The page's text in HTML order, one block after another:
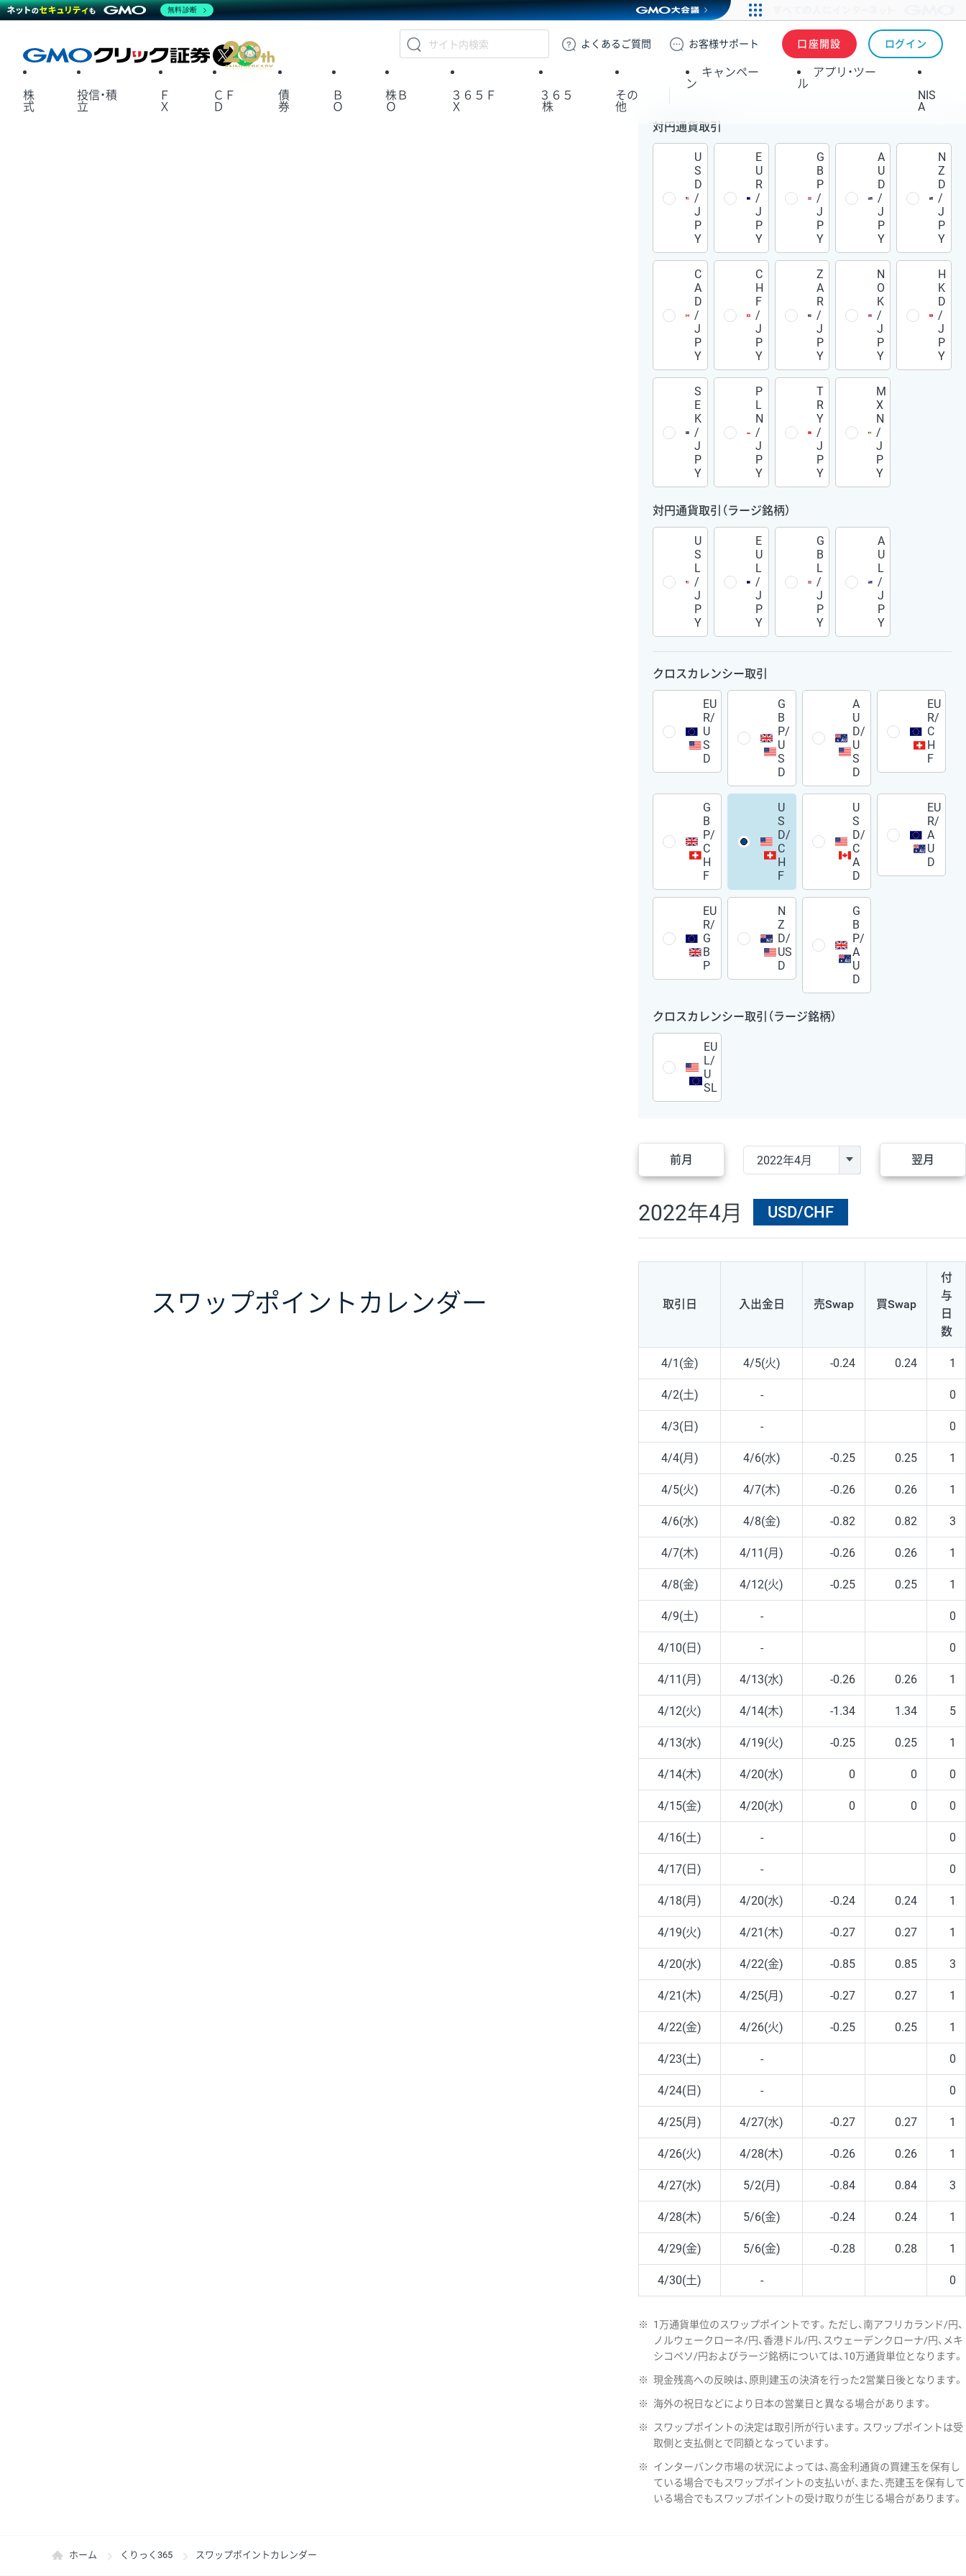
GMOクリック証券
よくある ご質問 お客様サポート 口座開設 ログイン
X
株
式
投信・積
立
Ｆ
Ｘ
ＣＦ
Ｄ
債
券
Ｂ
Ｏ
株Ｂ
Ｏ
３６５Ｆ
Ｘ
３６５
株
その
他
キャンペー
ン
アプリ・ツー
ル
NIS
A
スワップポイント カレンダー
対円通貨取引
U
S
D
/
J
P
Y
E
U
R
/
J
P
Y
G
B
P
/
J
P
Y
A
U
D
/
J
P
Y
N
Z
D
/
J
P
Y
C
A
D
/
J
P
Y
C
H
F
/
J
P
Y
Z
A
R
/
J
P
Y
N
O
K
/
J
P
Y
H
K
D
/
J
P
Y
S
E
K
/
J
P
Y
P
L
N
/
J
P
Y
T
R
Y
/
J
P
Y
M
X
N
/
J
P
Y
対円通貨取引（ラージ銘柄）
U
S
L
/
J
P
Y
E
U
L
/
J
P
Y
G
B
L
/
J
P
Y
A
U
L
/
J
P
Y
クロスカレンシー取引
EU
R/
U
S
D
G
B
P/
U
S
D
A
U
D/
U
S
D
EU
R/
C
H
F
G
B
P/
C
H
F
U
S
D/
C
H
F
U
S
D/
C
A
D
EU
R/
A
U
D
EU
R/
G
B
P
N
Z
D/
US
D
G
B
P/
A
U
D
クロスカレンシー取引（ラージ銘柄）
EU
L/
U
SL
前月 翌月
2022年4月 USD/CHF
取引日 入出金日 売Swap 買Swap
付
与
日
数
4/1(金) 4/5(火) -0.24 0.24 1
4/2(土) - 0
4/3(日) - 0
4/4(月) 4/6(水) -0.25 0.25 1
4/5(火) 4/7(木) -0.26 0.26 1
4/6(水) 4/8(金) -0.82 0.82 3
4/7(木) 4/11(月) -0.26 0.26 1
4/8(金) 4/12(火) -0.25 0.25 1
4/9(土) - 0
4/10(日) - 0
4/11(月) 4/13(水) -0.26 0.26 1
4/12(火) 4/14(木) -1.34 1.34 5
4/13(水) 4/19(火) -0.25 0.25 1
4/14(木) 4/20(水) 0 0 0
4/15(金) 4/20(水) 0 0 0
4/16(土) - 0
4/17(日) - 0
4/18(月) 4/20(水) -0.24 0.24 1
4/19(火) 4/21(木) -0.27 0.27 1
4/20(水) 4/22(金) -0.85 0.85 3
4/21(木) 4/25(月) -0.27 0.27 1
4/22(金) 4/26(火) -0.25 0.25 1
4/23(土) - 0
4/24(日) - 0
4/25(月) 4/27(水) -0.27 0.27 1
4/26(火) 4/28(木) -0.26 0.26 1
4/27(水) 5/2(月) -0.84 0.84 3
4/28(木) 5/6(金) -0.24 0.24 1
4/29(金) 5/6(金) -0.28 0.28 1
4/30(土) - 0
※
1万通貨単位のスワップポイントです。ただし、南アフリカランド/円、
ノルウェークローネ/円、香港ドル/円、スウェーデンクローナ/円、メキ
シコペソ/円およびラージ銘柄については、10万通貨単位となります。
※ 現金残高への反映は、原則建玉の決済を行った2営業日後となります。
※ 海外の祝日などにより日本の営業日と異なる場合があります。
※
スワップポイントの決定は取引所が行います。スワップポイントは受
取側と支払側とで同額となっています。
※
インターバンク市場の状況によっては、高金利通貨の買建玉を保有し
ている場合でもスワップポイントの支払いが、また、売建玉を保有して
いる場合でもスワップポイントの受け取りが生じる場合があります。
ホーム くりっく365 スワップポイントカレンダー
無料診断